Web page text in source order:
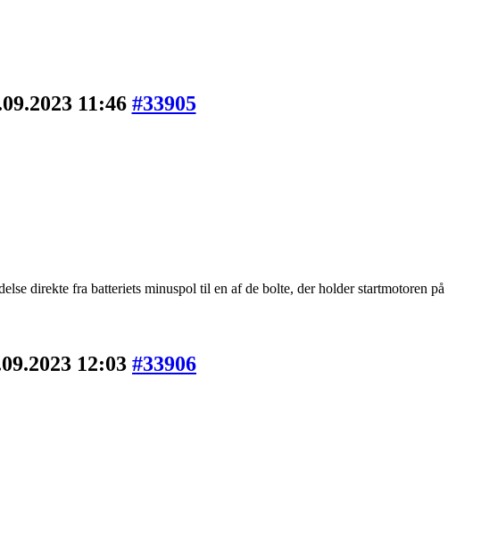
11:46 #33905
direkte fra batteriets minuspol til en af de bolte, der holder startmotoren på
12:03 #33906